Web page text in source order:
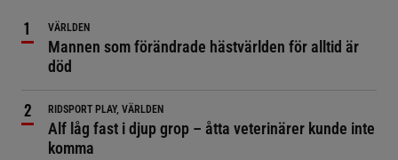
VÄRLDEN
Mannen som förändrade hästvärlden för alltid är
död
RIDSPORT PLAY, VÄRLDEN
Alf låg fast i djup grop – åtta veterinärer kunde inte
komma